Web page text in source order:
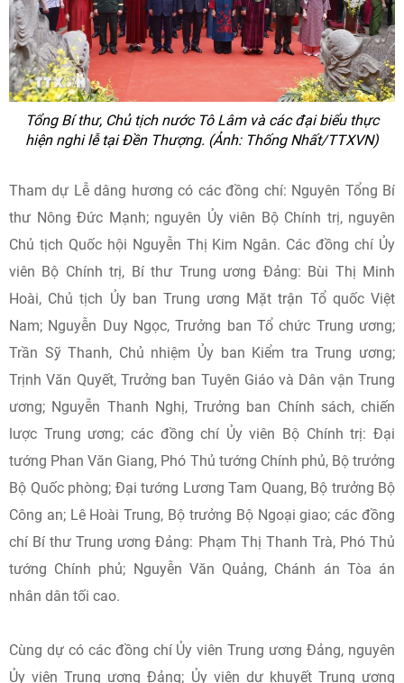
Tổng Bí thư, Chủ tịch nước Tô Lâm và các đại biểu thực
hiện nghi lễ tại Đền Thượng. (Ảnh: Thống Nhất/TTXVN)
Tham dự Lễ dâng hương có các đồng chí: Nguyên Tổng Bí
thư Nông Đức Mạnh; nguyên Ủy viên Bộ Chính trị, nguyên
Chủ tịch Quốc hội Nguyễn Thị Kim Ngân. Các đồng chí Ủy
viên Bộ Chính trị, Bí thư Trung ương Đảng: Bùi Thị Minh
Hoài, Chủ tịch Ủy ban Trung ương Mặt trận Tổ quốc Việt
Nam; Nguyễn Duy Ngọc, Trưởng ban Tổ chức Trung ương;
Trần Sỹ Thanh, Chủ nhiệm Ủy ban Kiểm tra Trung ương;
Trịnh Văn Quyết, Trưởng ban Tuyên Giáo và Dân vận Trung
ương; Nguyễn Thanh Nghị, Trưởng ban Chính sách, chiến
lược Trung ương; các đồng chí Ủy viên Bộ Chính trị: Đại
tướng Phan Văn Giang, Phó Thủ tướng Chính phủ, Bộ trưởng
Bộ Quốc phòng; Đại tướng Lương Tam Quang, Bộ trưởng Bộ
Công an; Lê Hoài Trung, Bộ trưởng Bộ Ngoại giao; các đồng
chí Bí thư Trung ương Đảng: Phạm Thị Thanh Trà, Phó Thủ
tướng Chính phủ; Nguyễn Văn Quảng, Chánh án Tòa án
nhân dân tối cao.
Cùng dự có các đồng chí Ủy viên Trung ương Đảng, nguyên
Ủy viên Trung ương Đảng; Ủy viên dự khuyết Trung ương